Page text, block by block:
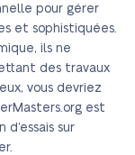
pour gérer
et sophistiquées.
ils ne
des travaux
vous devriez
est
sur